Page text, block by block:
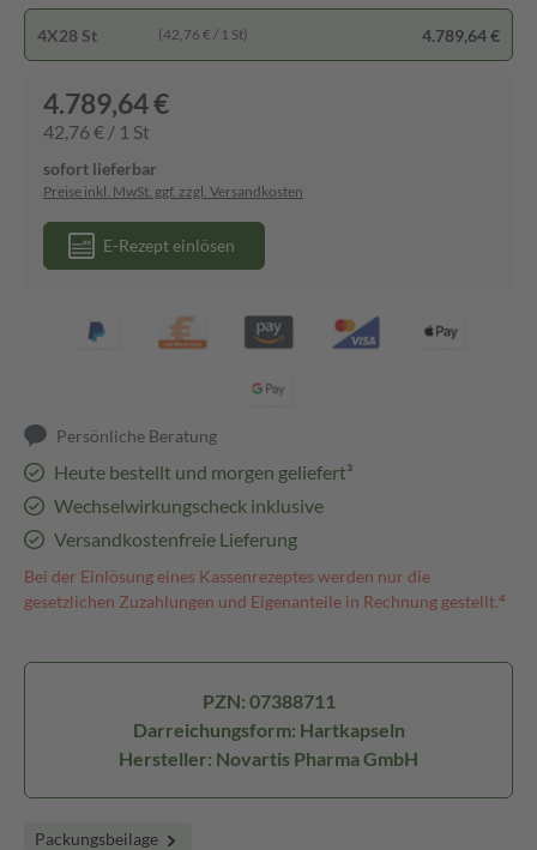
4X28 St (42,76 € / 1 St) 4.789,64 €
4.789,64 €
42,76 € / 1 St
sofort lieferbar
Preise inkl. MwSt. ggf. zzgl. Versandkosten
E-Rezept einlösen
Persönliche Beratung
Heute bestellt und morgen geliefert³
Wechselwirkungscheck inklusive
Versandkostenfreie Lieferung
Bei der Einlösung eines Kassenrezeptes werden nur die
gesetzlichen Zuzahlungen und Eigenanteile in Rechnung gestellt.⁴
PZN: 07388711
Darreichungsform: Hartkapseln
Hersteller: Novartis Pharma GmbH
Packungsbeilage